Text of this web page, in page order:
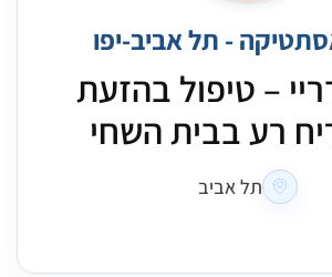
- תל אביב-יפו
– טיפול בהזעת
רע בבית השחי
תל אביב